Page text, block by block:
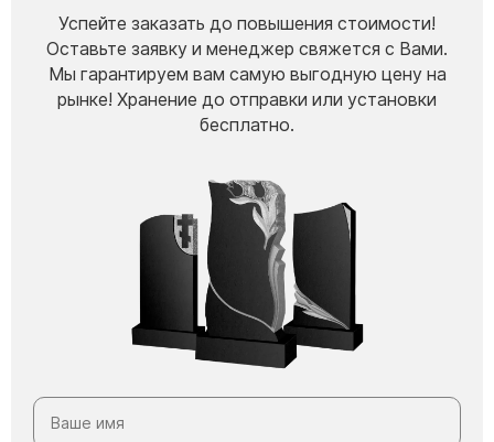
Успейте заказать до повышения стоимости!
Оставьте заявку и менеджер свяжется с Вами.
Мы гарантируем вам самую выгодную цену на
рынке! Хранение до отправки или установки
бесплатно.